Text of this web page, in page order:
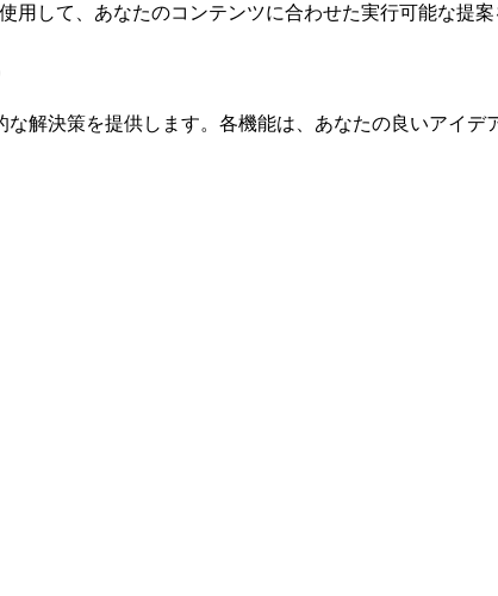
用して、あなたのコンテンツに合わせた実行可能な提案
解決策を提供します。各機能は、あなたの良いアイ